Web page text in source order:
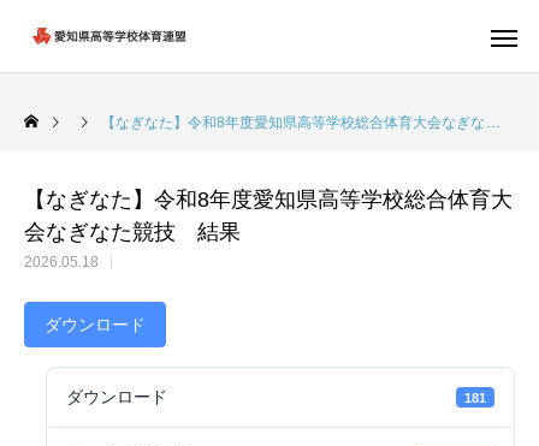
【なぎなた】令和8年度愛知県高等学校総合体育大会なぎなた競技 結果
【なぎなた】令和8年度愛知県高等学校総合体育大
会なぎなた競技 結果
2026.05.18
ダウンロード
ダウンロード 181